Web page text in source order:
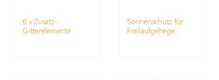
6 x Zusatz-
Gitterelemente
Sonnenschutz für
Freilaufgehege